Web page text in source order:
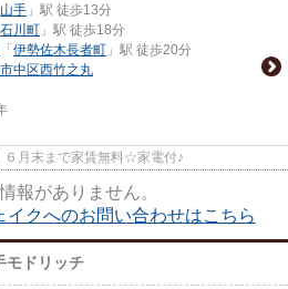
山手 」駅 徒歩13分
石川町 」駅 徒歩18分
「 伊勢佐木長者町 」駅 徒歩20分
中区西竹之丸
月末まで家賃無料☆家電付♪
報がありません。
クへのお問い合わせはこちら
モドリッチ